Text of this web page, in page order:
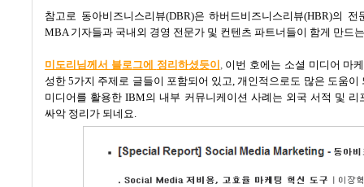
참고로 동아비즈니스리뷰(DBR)은 하버드비즈니스리뷰(HBR)의 전
MBA기자들과 국내외 경영 전문가 및 컨텐츠 파트너들이 함게 만드
미 도리 님 께서 블로그에 정리 하셨듯이 , 이번 호에는 소셜 미디어 마
성한 5가지 주제로 글들이 포함되어 있고,개인적으로도 많은 도움이
미디어를 활용한 IBM의 내부 커뮤니케이션 사례는 외국 서적 및 리
싸악 정리가 되네요.